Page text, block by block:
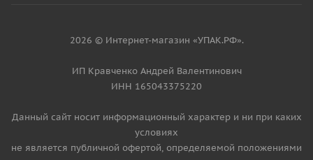
2026 © Интернет-магазин «УПАК.РФ».
ИП Кравченко Андрей Валентинович
ИНН 165043375220
Данный сайт носит информационный характер и ни при каких
условиях
не является публичной офертой, определяемой положениями